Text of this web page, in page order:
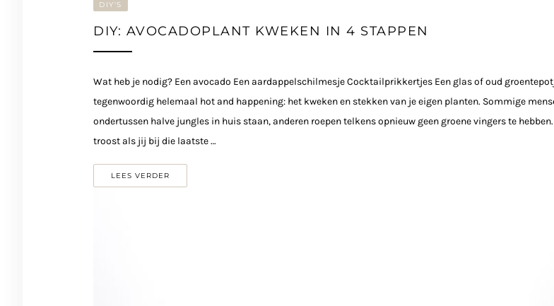
DIY'S
DIY: AVOCADOPLANT KWEKEN IN 4 STAPPEN
Wat heb je nodig? Een avocado Een aardappelschilmesje Cocktailprikkertjes Een glas of oud
tegenwoordig helemaal hot and happening: het kweken en stekken van je eigen planten. Sommige
ondertussen halve jungles in huis staan, anderen roepen telkens opnieuw geen groene vingers te
troost als jij bij die laatste …
LEES VERDER